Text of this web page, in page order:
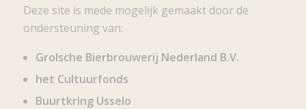
Deze site is mede mogelijk gemaakt door de
ondersteuning van:
Grolsche Bierbrouwerij Nederland B.V.
het Cultuurfonds
Buurtkring Usselo